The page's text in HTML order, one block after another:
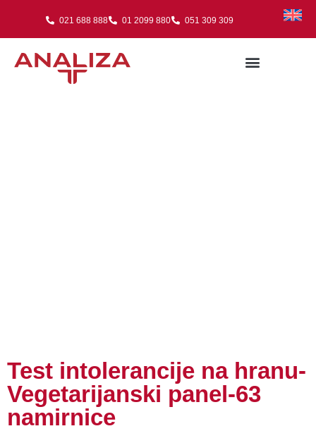
021 688 888 01 2099 880 051 309 309
Test intolerancije na hranu-
Vegetarijanski panel-63
namirnice